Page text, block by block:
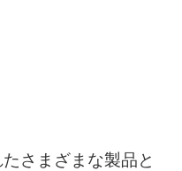
さまざまな製品と